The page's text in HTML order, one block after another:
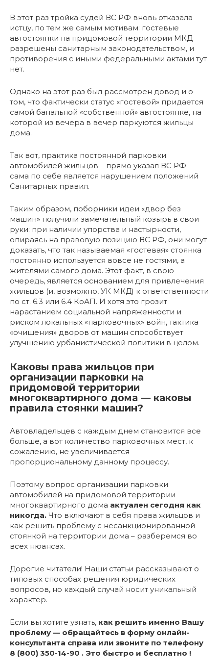
В этот раз тройка судей ВС РФ вновь отказала
истцу, по тем же самым мотивам: гостевые
автостоянки на придомовой территории МКД
разрешены санитарным законодательством, и
противоречия с иными федеральными актами тут
нет.
Однако на этот раз был рассмотрен довод и о
том, что фактически статус «гостевой» придается
самой банальной «собственной» автостоянке, на
которой из вечера в вечер паркуются жильцы
дома.
Так вот, практика постоянной парковки
автомобилей жильцов – прямо указал ВС РФ –
сама по себе является нарушением положений
Санитарных правил.
Таким образом, поборники идеи «двор без
машин» получили замечательный козырь в свои
руки: при наличии упорства и настырности,
опираясь на правовую позицию ВС РФ, они могут
доказать, что так называемая «гостевая» стоянка
постоянно используется вовсе не гостями, а
жителями самого дома. Этот факт, в свою
очередь, является основанием для привлечения
жильцов (и, возможно, УК МКД) к ответственности
по ст. 6.3 или 6.4 КоАП. И хотя это грозит
нарастанием социальной напряженности и
риском локальных «парковочных» войн, тактика
«очищения» дворов от машин способствует
улучшению урбанистической политики в целом.
Каковы права жильцов при
организации парковки на
придомовой территории
многоквартирного дома — каковы
правила стоянки машин?
Автовладельцев с каждым днем становится все
больше, а вот количество парковочных мест, к
сожалению, не увеличивается
пропорциональному данному процессу.
Поэтому вопрос организации парковки
автомобилей на придомовой территории
многоквартирного дома актуален сегодня как
никогда. Что включают в себя права жильцов и
как решить проблему с несанкционированной
стоянкой на территории дома – разберемся во
всех нюансах.
Дорогие читатели! Наши статьи рассказывают о
типовых способах решения юридических
вопросов, но каждый случай носит уникальный
характер.
Если вы хотите узнать, как решить именно Вашу
проблему — обращайтесь в форму онлайн-
консультанта справа или звоните по телефону
8 (800) 350-14-90 . Это быстро и бесплатно !